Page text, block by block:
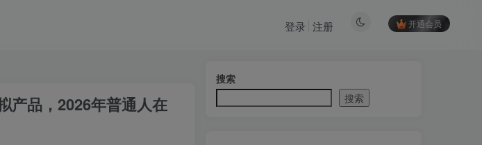
开通会员
登录 注册
产品，2026年普通人在
搜索
搜索